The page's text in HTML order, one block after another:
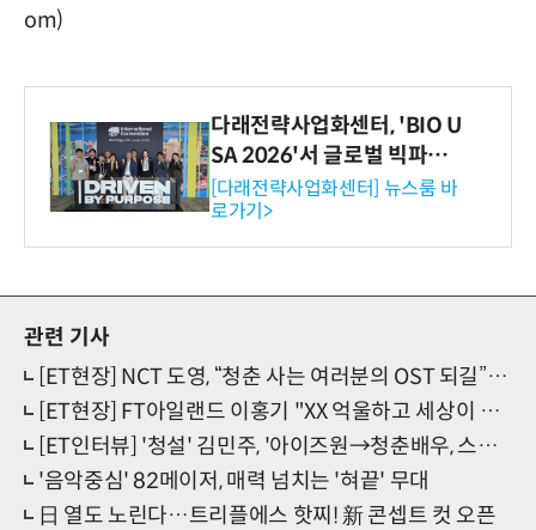
om)
다래전략사업화센터, 'BIO U
SA 2026'서 글로벌 빅파마
와의 비즈니스 미팅 지원…K
-바이오 해외 진출 교두보 확
보
[다래전략사업화센터] 뉴스룸 바
로가기>
관련 기사
[ET현장] NCT 도영, “청춘 사는 여러분의 OST 되길”(콘서트)
[ET현장] FT아일랜드 이홍기 "XX 억울하고 세상이 억까…죽을 때까지 음악한다"
[ET인터뷰] '청설' 김민주, '아이즈원→청춘배우, 스크린 첫 공감눈빛'(종합)
'음악중심' 82메이저, 매력 넘치는 '혀끝' 무대
日 열도 노린다…트리플에스 핫찌! 新 콘셉트 컷 오픈